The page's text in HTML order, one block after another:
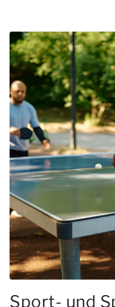
Sport- und